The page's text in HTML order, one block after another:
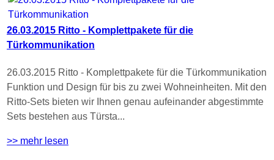
26.03.2015 Ritto - Komplettpakete für die
Türkommunikation
26.03.2015 Ritto - Komplettpakete für die Türkommunikation
Funktion und Design für bis zu zwei Wohneinheiten. Mit den
Ritto-Sets bieten wir Ihnen genau aufeinander abgestimmte
Sets bestehen aus Türsta...
>> mehr lesen